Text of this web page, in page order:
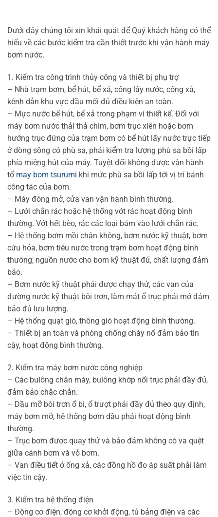
Dưới đây chúng tôi xin khái quát để Quý khách hàng có thể
hiểu về các bước kiểm tra cần thiết trước khi vận hành máy
bơm nước.
1. Kiểm tra công trình thủy công và thiết bị phụ trợ
– Nhà trạm bơm, bể hút, bể xả, cống lấy nước, cống xả,
kênh dẫn khu vực đầu mối đủ điều kiện an toàn.
– Mực nước bể hút, bể xả trong phạm vi thiết kế. Đối với
máy bơm nước thải thả chìm, bơm trục xiên hoặc bơm
hướng trục đứng của trạm bơm có bể hút lấy nước trực tiếp
ở dòng sông có phù sa, phải kiểm tra lượng phù sa bồi lấp
phía miệng hút của máy. Tuyệt đối không được vận hành
tổ may bom tsurumi khi mức phù sa bồi lấp tới vị trí bánh
công tác của bơm.
– Máy đóng mở, cửa van vận hành bình thường.
– Lưới chắn rác hoặc hệ thống vớt rác hoạt động bình
thường. Vớt hết bèo, rác các loại bám vào lưới chắn rác.
– Hệ thống bơm mồi chân không, bơm nước kỹ thuật, bơm
cứu hỏa, bơm tiêu nước trong trạm bơm hoạt động bình
thường; nguồn nước cho bơm kỹ thuật đủ, chất lượng đảm
bảo.
– Bơm nước kỹ thuật phải được chạy thử, các van của
đường nước kỹ thuật bôi trơn, làm mát ổ trục phải mở đảm
bảo đủ lưu lượng.
– Hệ thống quạt gió, thông gió hoạt động bình thường.
– Thiết bị an toàn và phòng chống cháy nổ đảm bảo tin
cậy, hoạt động bình thường.
2. Kiểm tra máy bơm nước công nghiệp
– Các bulông chân máy, bulông khớp nối trục phải đầy đủ,
đảm bảo chắc chắn.
– Dầu mỡ bôi trơn ổ bi, ổ trượt phải đầy đủ theo quy định,
máy bơm mỡ, hệ thống bơm dầu phải hoạt động bình
thường.
– Trục bơm được quay thử và bảo đảm không có va quệt
giữa cánh bơm và vỏ bơm.
– Van điều tiết ở ống xả, các đồng hồ đo áp suất phải làm
việc tin cậy.
3. Kiểm tra hệ thống điện
– Động cơ điện, động cơ khởi động, tủ bảng điện và các